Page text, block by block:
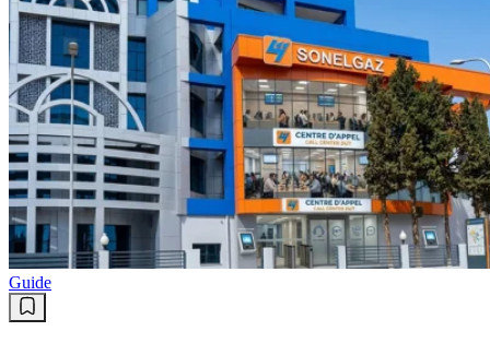
Guide